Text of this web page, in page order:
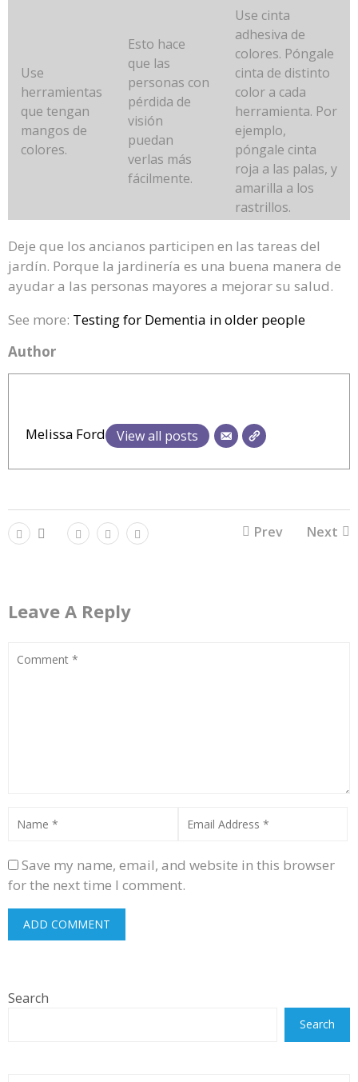
Use
herramientas
que tengan
mangos de
colores.
Esto hace
que las
personas con
pérdida de
visión
puedan
verlas más
fácilmente.
Use cinta
adhesiva de
colores. Póngale
cinta de distinto
color a cada
herramienta. Por
ejemplo,
póngale cinta
roja a las palas, y
amarilla a los
rastrillos.
Deje que los ancianos participen en las tareas del
jardín. Porque la jardinería es una buena manera de
ayudar a las personas mayores a mejorar su salud.
See more: Testing for Dementia in older people
Author
Melissa Ford View all posts
Prev Next
Leave A Reply
Save my name, email, and website in this browser
for the next time I comment.
Search
Search